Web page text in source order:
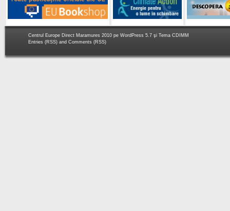
Centrul Europe Direct Maramures 2010 pe WordPress 5.7 şi Tema CDIMM
Entries (RSS) and Comments (RSS)